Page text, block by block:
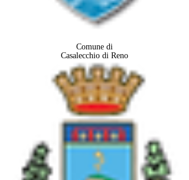
Comune di
Casalecchio di Reno